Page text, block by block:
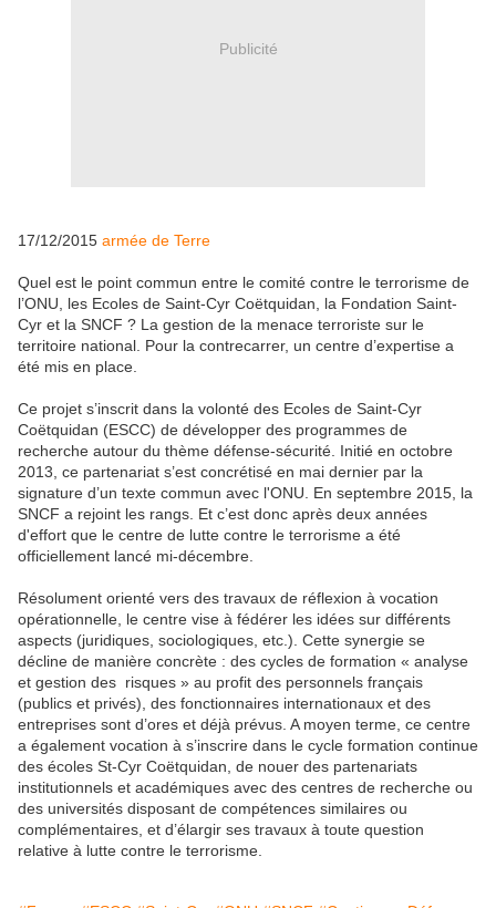
Publicité
17/12/2015 armée de Terre
Quel est le point commun entre le comité contre le terrorisme de
l’ONU, les Ecoles de Saint-Cyr Coëtquidan, la Fondation Saint-
Cyr et la SNCF ? La gestion de la menace terroriste sur le
territoire national. Pour la contrecarrer, un centre d’expertise a
été mis en place.
Ce projet s’inscrit dans la volonté des Ecoles de Saint-Cyr
Coëtquidan (ESCC) de développer des programmes de
recherche autour du thème défense-sécurité. Initié en octobre
2013, ce partenariat s’est concrétisé en mai dernier par la
signature d’un texte commun avec l'ONU. En septembre 2015, la
SNCF a rejoint les rangs. Et c’est donc après deux années
d'effort que le centre de lutte contre le terrorisme a été
officiellement lancé mi-décembre.
Résolument orienté vers des travaux de réflexion à vocation
opérationnelle, le centre vise à fédérer les idées sur différents
aspects (juridiques, sociologiques, etc.). Cette synergie se
décline de manière concrète : des cycles de formation « analyse
et gestion des risques » au profit des personnels français
(publics et privés), des fonctionnaires internationaux et des
entreprises sont d’ores et déjà prévus. A moyen terme, ce centre
a également vocation à s’inscrire dans le cycle formation continue
des écoles St-Cyr Coëtquidan, de nouer des partenariats
institutionnels et académiques avec des centres de recherche ou
des universités disposant de compétences similaires ou
complémentaires, et d’élargir ses travaux à toute question
relative à lutte contre le terrorisme.